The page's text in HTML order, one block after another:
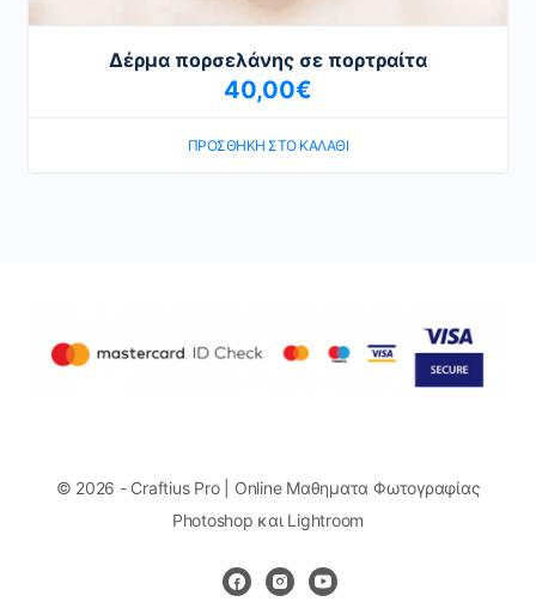
Δέρμα πορσελάνης σε πορτραίτα
40,00€
ΠΡΟΣΘΉΚΗ ΣΤΟ ΚΑΛΆΘΙ
© 2026 - Craftius Pro | Online Μαθηματα Φωτογραφίας
Photoshop και Lightroom